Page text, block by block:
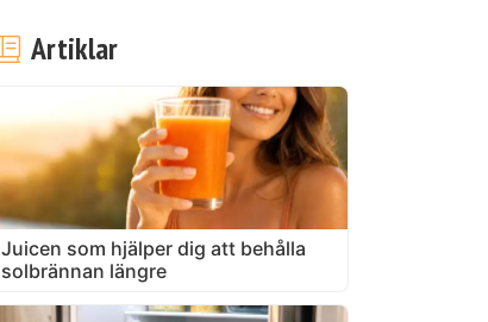
Artiklar
Juicen som hjälper dig att behålla
solbrännan längre